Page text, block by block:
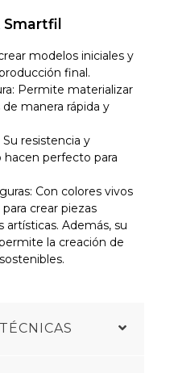
modelos iniciales y
final.
Permite materializar
manera rápida y
resistencia y
hacen perfecto para
Con colores vivos
crear piezas
Además, su
la creación de